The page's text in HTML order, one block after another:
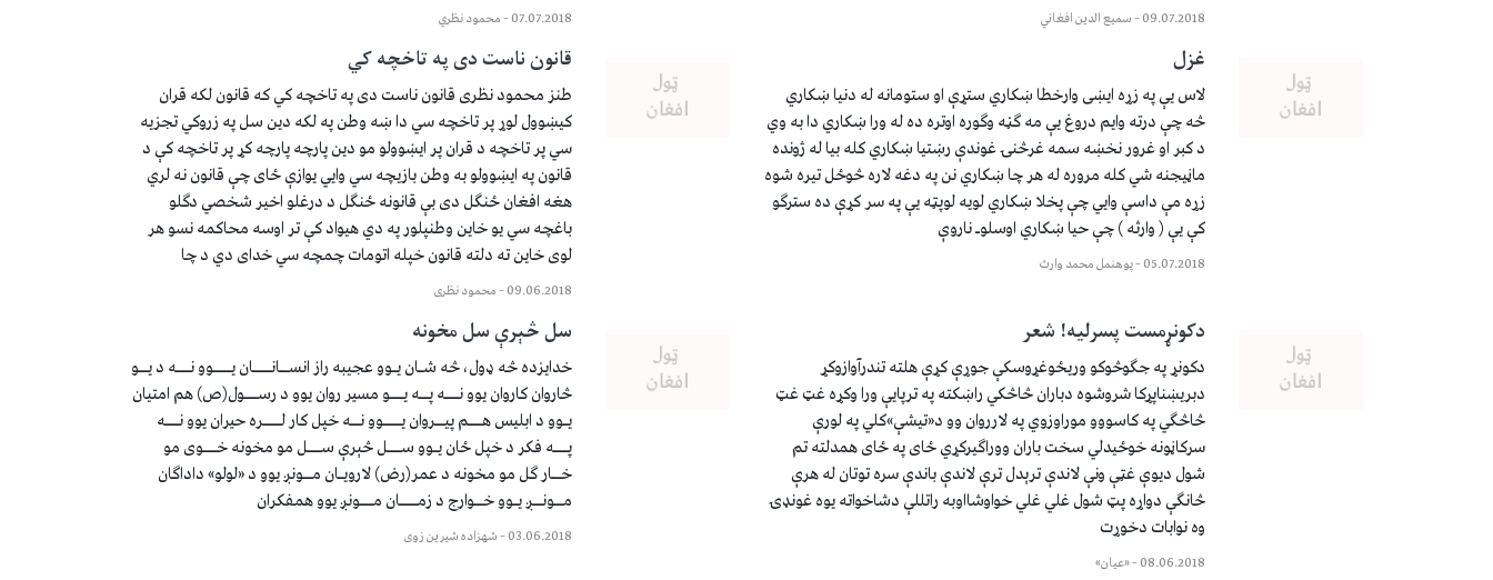
09.07.2018
–سمیع الدین افغاني 07.07.2018
–محمود نظري
غزل
لاس یې په زړه ایښی وارخطا ښکاري ستړې او ستومانه له دنیا ښکاري
څه چې درته وایم دروغ یې مه ګڼه وګوره اوتره ده له ورا ښکاري دا به وي
د کبر او غرور نخښه سمه غرڅنۍ غوندې رښتیا ښکاري کله بیا له ژونده
ماڼیجنه شي کله مروره له هر چا ښکاري نن په دغه لاره څوځل تیره شوه
زړه مې داسې وایي چې پخلا ښکاري لویه لوپټه یې په سر کړې ده سترګو
کې یې ( وارثه ) چې حیا ښکاري اوسلوـ ناروې
05.07.2018
–پوهنمل محمد وارث
قانون ناست دی په تاخچه کي
طنز محمود نظری قانون ناست دی په تاخچه کي که قانون لکه قران
کیښوول لوړ پر تاخچه سي دا ښه وطن په لکه دین سل په زروکي تجزیه
سي پر تاخچه د قران پر ایښوولو مو دین پارچه پارچه کړ پر تاخچه کې د
قانون په ايښوولو به وطن بازیچه سي وایي یوازې ځای چې قانون نه لري
هغه افغان ځنګل دی بې قانونه ځنګل د درغلو اخیر شخصي دګلو
باغچه سي یو خاین وطنپلور په دي هیواد کې تر اوسه محاکمه نسو هر
لوی خاین ته دلته قانون خپله اتومات چمچه سي خدای دي د چا
09.06.2018
–محمود نظری
دکونړمست پسرلیه! شعر
دکونړ په جګوڅوکو وریځوغړوسکې جوړې کړې هلته تندرآوازوکړ
دبریښناپړکا شروشوه دباران څاڅکي راښکته په ترپایې ورا وکړه غټ غټ
څاڅګي په کاسووو موراوزوي په لارروان وو د«تیشې»کلي په لورې
سرکاڼونه خوځیدلي سخت باران ووراګیرکړي ځای په ځای همدلته تم
شول دیوې غټې ونې لاندې ترېدل ترې لاندې باندې سره توتان له هرې
څانګې دواړه پټ شول غلي غلي خواوشااوبه راتللې دشاخواته یوه غونډۍ
وه نوابات دخوړت
08.06.2018
–«عیان»
سل څېرې سل مخونه
خدايزده څه ډول، څه شـان يـوو عجيبه راز انســانــــان يــــوو نـــه د يــو
څاروان کاروان يوو نـــه پــه يـــو مسير روان يوو د رســـول(ص) هم امتيان
يـوو د ابليس هـــم پيــروان يــــوو نــه خپل کار لــــره حيران يوو نـــه
پـــه فکر د خپل ځان يـوو ســـل څېرې ســـل مو مخونه خـــوی مو
خــار ګل مو مخونه د عمر(رض) لارويـان مــونږ يوو د «لولو» داداګان
مــونــږ يـوو خــوارج د زمــــان مـــونږ يوو همفکران
03.06.2018
–شهزاده شيرين زوی